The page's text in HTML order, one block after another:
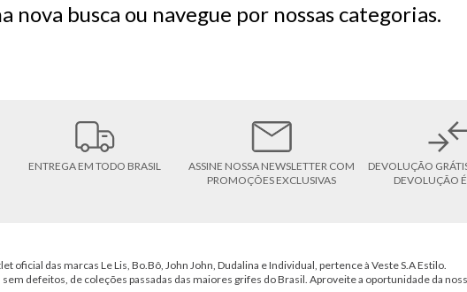
nova busca ou navegue por nossas categorias.
ENTREGA EM TODO BRASIL
ASSINE NOSSA NEWSLETTER COM
PROMOÇÕES EXCLUSIVAS
DEVOLUÇÃO
DEVOLUÇÃO
oficial das marcas Le Lis, Bo.Bô, John John, Dudalina e Individual, pertence à Veste S.A Estilo.
defeitos, de coleções passadas das maiores grifes do Brasil. Aproveite a oportunidade da